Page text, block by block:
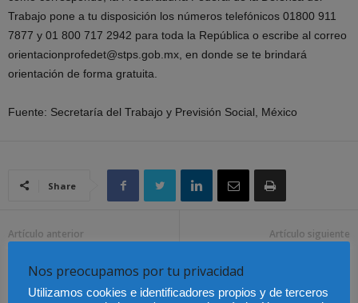
Trabajo pone a tu disposición los números telefónicos 01800 911
7877 y 01 800 717 2942 para toda la República o escribe al correo
orientacionprofedet@stps.gob.mx, en donde se te brindará
orientación de forma gratuita.
Fuente: Secretaría del Trabajo y Previsión Social, México
Share
Artículo anterior
retraso de la prueba de
acceso a la profesión de
Artículo siguiente
social de privados de
libertad
Nos preocupamos por tu privacidad
Utilizamos cookies e identificadores propios y de terceros